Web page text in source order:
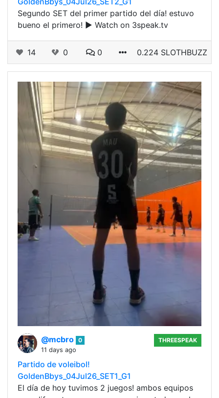
Segundo SET del primer partido del día! estuvo
bueno el primero! ▶ Watch on 3speak.tv
14 0 0 0.224 SLOTHBUZZ
@mcbro 0
11 days ago
THREESPEAK
Partido de voleibol!
GoldenBbys_04Jul26_SET1_G1
El día de hoy tuvimos 2 juegos! ambos equipos